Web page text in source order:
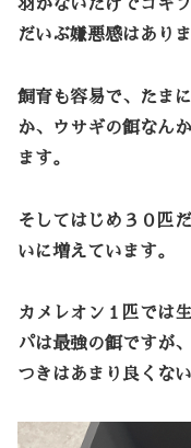
羽がないだけでゴキ
だいぶ嫌悪感はありま
飼育も容易で、たま
か、ウサギの餌なん
ます。
そしてはじめ３０匹
いに増えています。
カメレオン１匹では
パは最強の餌ですが
つきはあまり良くない